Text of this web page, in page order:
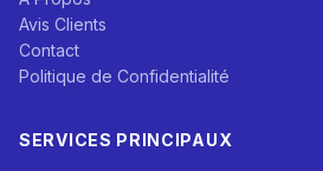
Avis Clients
Contact
Politique de Confidentialité
SERVICES PRINCIPAUX